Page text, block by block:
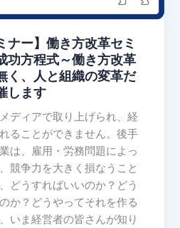
ナー】働き方改革セミ
方程式～働き方改革
く、人と組織の変革だ
します
ディアで取り上げられ、経
ることができません。後手
は、雇用・労務問題によっ
競争力を大きく損なうこと
どうすればいいのか？どう
か？どうやってそれを作る
いま経営者の皆さんが知り